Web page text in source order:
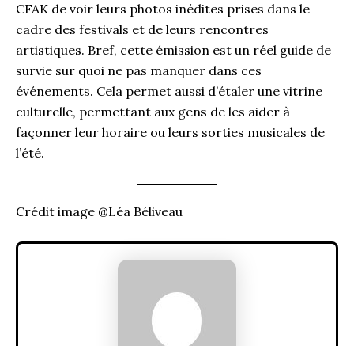
CFAK de voir leurs photos inédites prises dans le
cadre des festivals et de leurs rencontres
artistiques. Bref, cette émission est un réel guide de
survie sur quoi ne pas manquer dans ces
événements. Cela permet aussi d’étaler une vitrine
culturelle, permettant aux gens de les aider à
façonner leur horaire ou leurs sorties musicales de
l’été.
Crédit image @Léa Béliveau